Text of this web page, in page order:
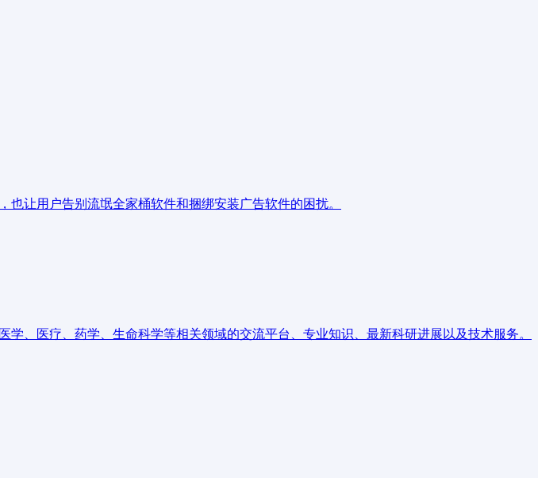
让用户告别流氓全家桶软件和捆绑安装广告软件的困扰。
、医疗、药学、生命科学等相关领域的交流平台、专业知识、最新科研进展以及技术服务。